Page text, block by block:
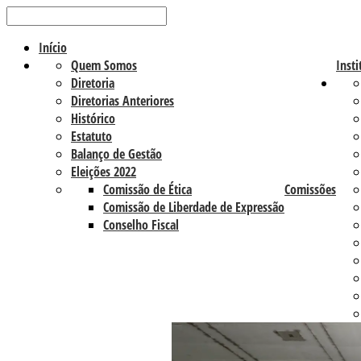
Início
Quem Somos
Diretoria
Diretorias Anteriores
Histórico
Estatuto
Balanço de Gestão
Eleições 2022
Comissões
Comissão de Ética
Comissão de Liberdade de Expressão
Conselho Fiscal